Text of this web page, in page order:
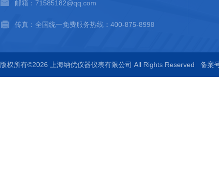
邮箱：71585182@qq.com
传真：全国统一免费服务热线：400-875-8998
版权所有©2026 上海纳优仪器仪表有限公司 All Rights Reserved 备案